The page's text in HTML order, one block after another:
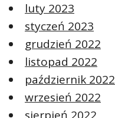
luty 2023
styczeń 2023
grudzień 2022
listopad 2022
październik 2022
wrzesień 2022